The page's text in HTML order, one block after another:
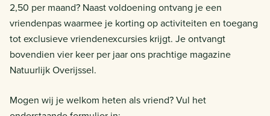
2,50 per maand? Naast voldoening ontvang je een
vriendenpas waarmee je korting op activiteiten en toegang
tot exclusieve vriendenexcursies krijgt. Je ontvangt
bovendien vier keer per jaar ons prachtige magazine
Natuurlijk Overijssel.
Mogen wij je welkom heten als vriend? Vul het